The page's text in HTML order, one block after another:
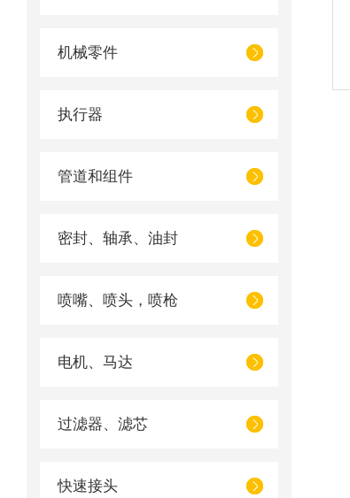
机械零件
执行器
管道和组件
密封、轴承、油封
喷嘴、喷头，喷枪
电机、马达
过滤器、滤芯
快速接头